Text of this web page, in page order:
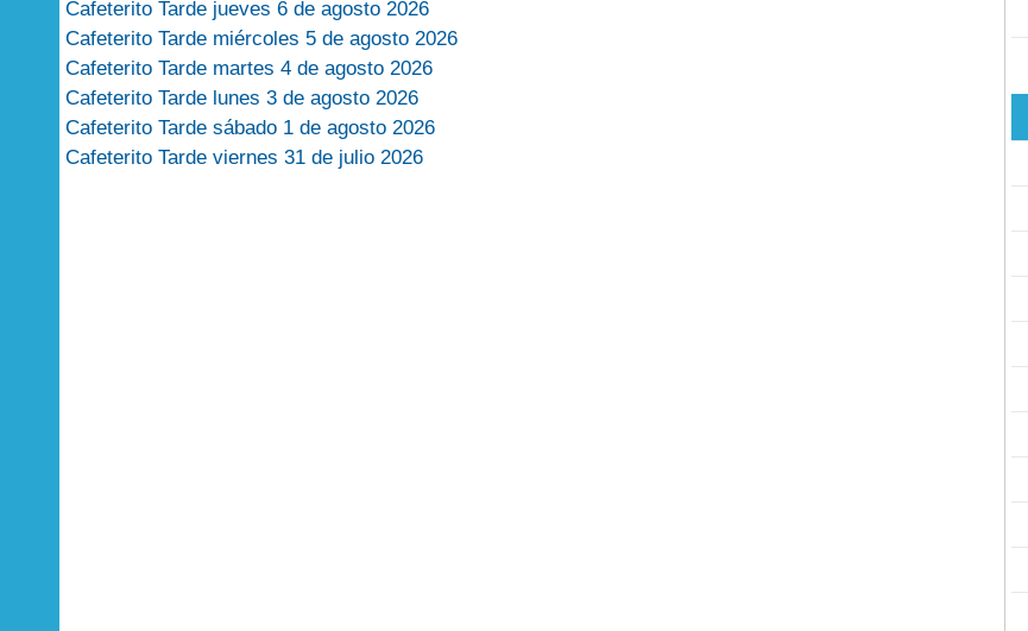
Cafeterito Tarde jueves 6 de agosto 2026
Cafeterito Tarde miércoles 5 de agosto 2026
Cafeterito Tarde martes 4 de agosto 2026
Cafeterito Tarde lunes 3 de agosto 2026
Cafeterito Tarde sábado 1 de agosto 2026
Cafeterito Tarde viernes 31 de julio 2026